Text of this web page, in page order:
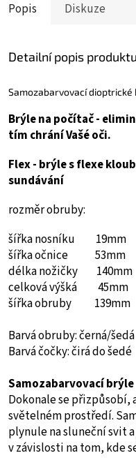
Popis Diskuze
Detailní popis produktu
Samozabarvovací
Brýle na počítač -
tím chrání Vašé oči.
Flex - brýle s flexe
sundávání
rozměr obruby:
šířka nosníku 19mm
šířka očnice 53mm
délka nožičky 140mm
celková výšká 45mm
šířka obruby 139mm
Barvá obruby: černá/šedá
Barvá čočky: čirá do šedé
Samozabarvovací brýle
Dokonale se přizpůsobí,
světelném prostředí.
plynule na sluneční svit
v závislosti na tom, kde